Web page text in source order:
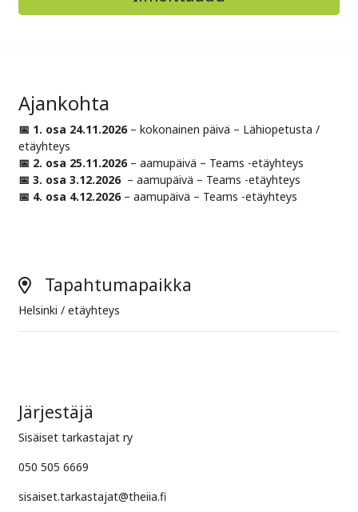
Ajankohta
📅 1. osa 24.11.2026 – kokonainen päivä – Lähiopetusta /
etäyhteys
📅 2. osa 25.11.2026 – aamupäivä – Teams -etäyhteys
📅 3. osa 3.12.2026 – aamupäivä – Teams -etäyhteys
📅 4. osa 4.12.2026 – aamupäivä – Teams -etäyhteys
Tapahtumapaikka
Helsinki / etäyhteys
Järjestäjä
Sisäiset tarkastajat ry
050 505 6669
sisaiset.tarkastajat@theiia.fi